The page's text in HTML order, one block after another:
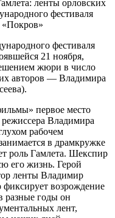
фестиваля
21 ноября,
жюри в число
авторов — Владимира
первое место
режиссера Владимира
рабочем
в драмкружке
роль Гамлета. Шекспир
его жизнь. Герой
ленты Владимир
возрождение
разные годы он
лент,